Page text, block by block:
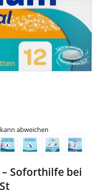
abweichen
Soforthilfe bei